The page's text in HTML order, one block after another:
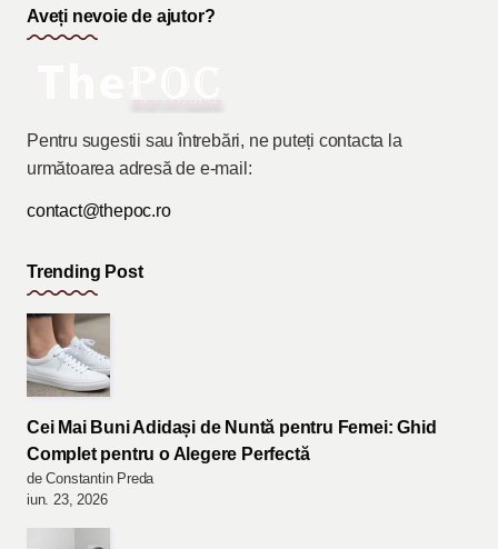
Aveți nevoie de ajutor?
Pentru sugestii sau întrebări, ne puteți contacta la
următoarea adresă de e-mail:
contact@thepoc.ro
Trending Post
Cei Mai Buni Adidași de Nuntă pentru Femei: Ghid
Complet pentru o Alegere Perfectă
de Constantin Preda
iun. 23, 2026